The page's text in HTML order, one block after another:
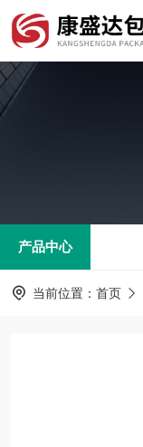
产品中心
当前位置： 首页